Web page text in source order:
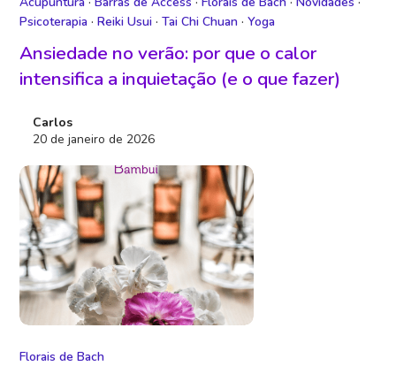
Psicoterapia ·Reiki Usui ·Tai Chi Chuan ·Yoga
Ansiedade no verão: por que o calor
intensifica a inquietação (e o que fazer)
Carlos
20 de janeiro de 2026
Florais de Bach